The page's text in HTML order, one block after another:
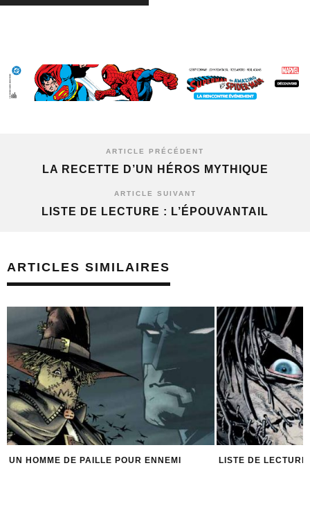
ARTICLE PRÉCÉDENT
LA RECETTE D’UN HÉROS MYTHIQUE
ARTICLE SUIVANT
LISTE DE LECTURE : L’ÉPOUVANTAIL
ARTICLES SIMILAIRES
LISTE DE LECTURE : L’ÉPOUVANTAIL
FONDS D’ÉCRAN